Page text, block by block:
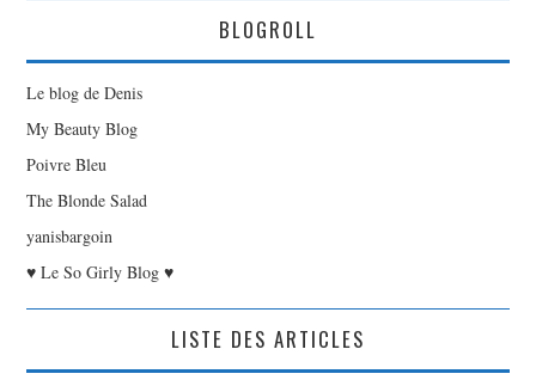
BLOGROLL
Le blog de Denis
My Beauty Blog
Poivre Bleu
The Blonde Salad
yanisbargoin
♥ Le So Girly Blog ♥
LISTE DES ARTICLES